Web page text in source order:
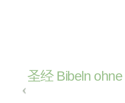
圣经 Bibeln